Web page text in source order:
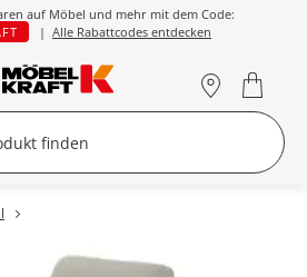
auf Möbel und mehr mit dem Code:
| Alle Rabattcodes entdecken